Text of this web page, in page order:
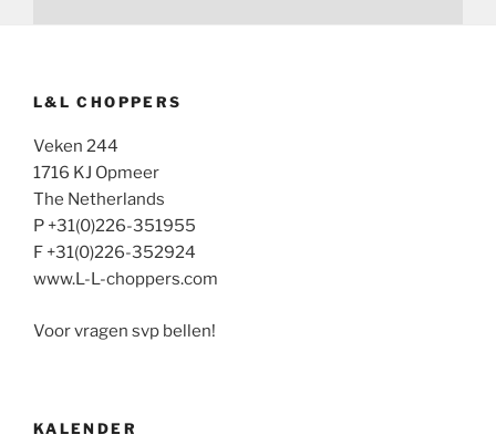
L&L CHOPPERS
Veken 244
1716 KJ Opmeer
The Netherlands
P +31(0)226-351955
F +31(0)226-352924
www.L-L-choppers.com
Voor vragen svp bellen!
KALENDER